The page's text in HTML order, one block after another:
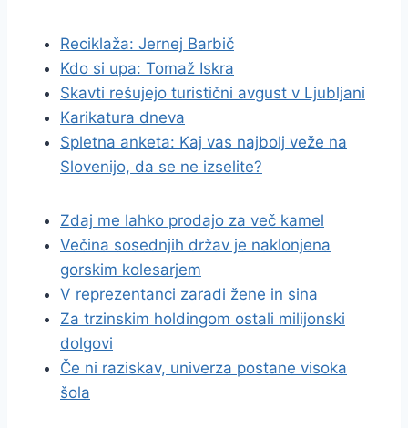
Reciklaža: Jernej Barbič
Kdo si upa: Tomaž Iskra
Skavti rešujejo turistični avgust v Ljubljani
Karikatura dneva
Spletna anketa: Kaj vas najbolj veže na
Slovenijo, da se ne izselite?
Zdaj me lahko prodajo za več kamel
Večina sosednjih držav je naklonjena
gorskim kolesarjem
V reprezentanci zaradi žene in sina
Za trzinskim holdingom ostali milijonski
dolgovi
Če ni raziskav, univerza postane visoka
šola